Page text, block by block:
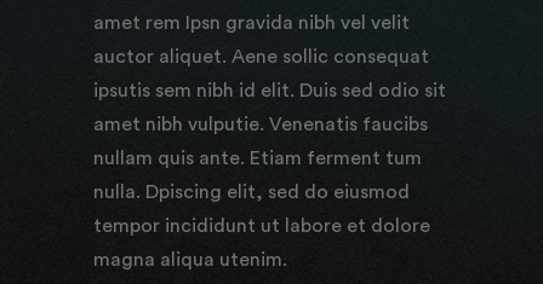
amet rem Ipsn gravida nibh vel velit
auctor aliquet. Aene sollic consequat
ipsutis sem nibh id elit. Duis sed odio sit
amet nibh vulputie. Venenatis faucibs
nullam quis ante. Etiam ferment tum
nulla. Dpiscing elit, sed do eiusmod
tempor incididunt ut labore et dolore
magna aliqua utenim.